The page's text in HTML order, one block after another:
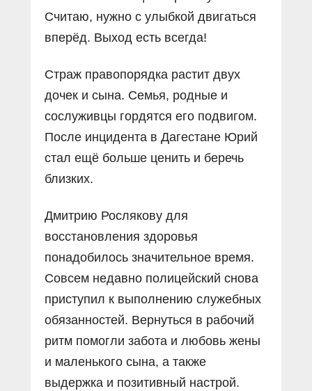
Считаю, нужно с улыбкой двигаться
вперёд. Выход есть всегда!
Страж правопорядка растит двух
дочек и сына. Семья, родные и
сослуживцы гордятся его подвигом.
После инцидента в Дагестане Юрий
стал ещё больше ценить и беречь
близких.
Дмитрию Рослякову для
восстановления здоровья
понадобилось значительное время.
Совсем недавно полицейский снова
приступил к выполнению служебных
обязанностей. Вернуться в рабочий
ритм помогли забота и любовь жены
и маленького сына, а также
выдержка и позитивный настрой.